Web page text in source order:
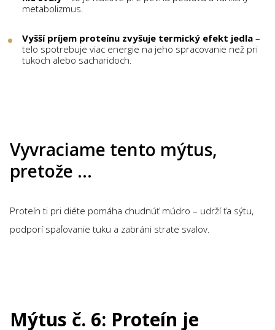
metabolizmus.
Vyšší príjem proteínu zvyšuje termický efekt jedla –
telo spotrebuje viac energie na jeho spracovanie než pri
tukoch alebo sacharidoch.
Vyvraciame tento mýtus,
pretože …
Proteín ti pri diéte pomáha chudnúť múdro – udrží ťa sýtu,
podporí spaľovanie tuku a zabráni strate svalov.
Mýtus č. 6: Proteín je